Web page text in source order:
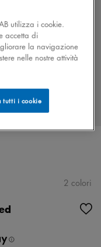
2 colori
utilizza i cookie.
accetta di
la navigazione
nelle nostre attività
tutti i cookie